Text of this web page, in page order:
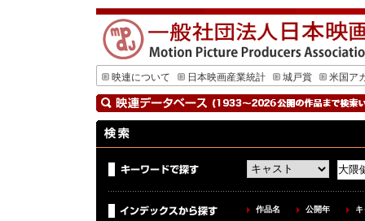
映連について 日本映画産業統計 城戸賞 米国ア
作品名 公開年